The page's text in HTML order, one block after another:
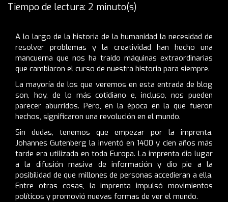
Tiempo de lectura: 2 minuto(s)
A lo largo de la historia de la humanidad la necesidad de
resolver problemas y la creatividad han hecho una
mancuerna que nos ha traído máquinas extraordinarias
que cambiaron el curso de nuestra historia para siempre.
La mayoría de los que veremos en esta entrada de blog
son, hoy, de lo más cotidiano e, incluso, nos pueden
parecer aburridos. Pero, en la época en la que fueron
hechos, significaron una revolución en el mundo.
Sin dudas, tenemos que empezar por la imprenta.
Johannes Gutenberg la inventó en 1400 y cien años más
tarde era utilizada en toda Europa. La imprenta dio lugar
a la difusión masiva de información y dio pie a la
posibilidad de que millones de personas accedieran a ella.
Entre otras cosas, la imprenta impulsó movimientos
políticos y promovió nuevas formas de ver el mundo.